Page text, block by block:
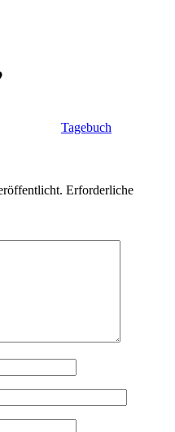
Tagebuch
Erforderliche